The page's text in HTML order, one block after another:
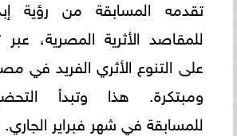
تقدمه المسابقة من رؤية
للمقاصد الأثرية المصرية،
على التنوع الأثري الفريد في
ومبتكرة. هذا وتبدأ
للمسابقة في شهر فبراير الجاري.